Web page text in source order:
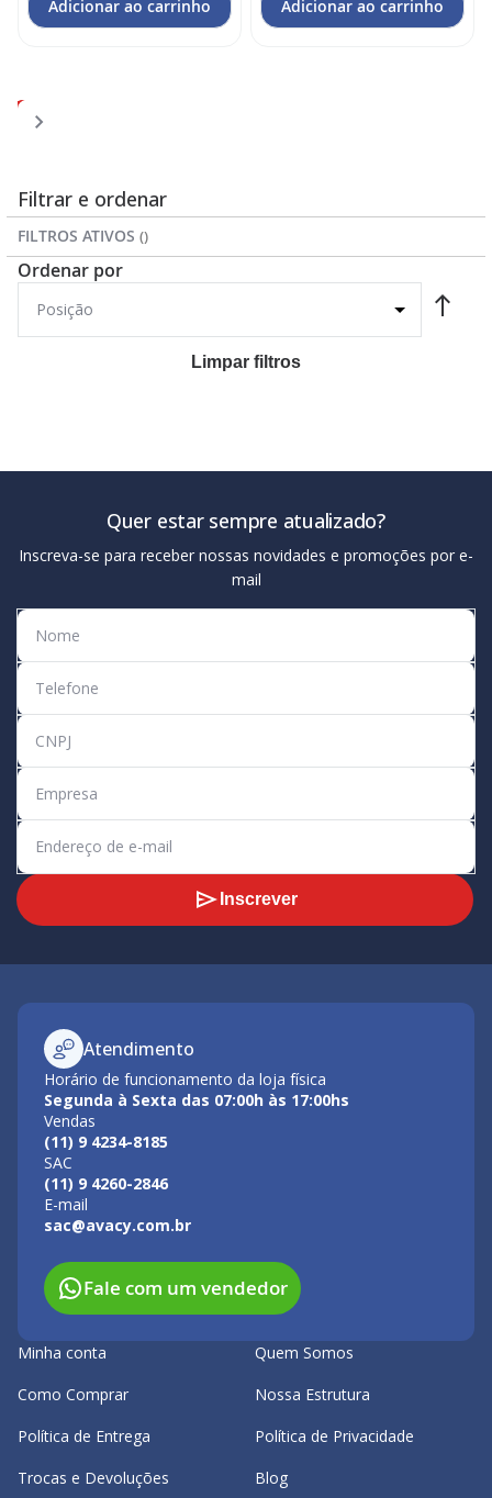
Adicionar ao carrinho Adicionar ao carrinho
Você
esta
pagina
1 3
Filtrar e ordenar
FILTROS ATIVOS
Ordenar por
Limpar filtros
Quer estar sempre atualizado?
Inscreva-se para receber nossas novidades e promoções por e-
mail
Inscrever
Atendimento
Horário de funcionamento da loja física
Segunda à Sexta das 07:00h às 17:00hs
Vendas
(11) 9 4234-8185
SAC
(11) 9 4260-2846
E-mail
sac@avacy.com.br
Fale com um vendedor
Minha conta
Como Comprar
Política de Entrega
Trocas e Devoluções
Quem Somos
Nossa Estrutura
Política de Privacidade
Blog